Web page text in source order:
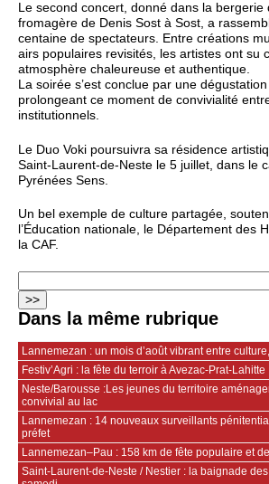
Le second concert, donné dans la bergerie
fromagère de Denis Sost à Sost, a
centaine de spectateurs. Entre créations
airs populaires revisités, les artistes ont su
atmosphère chaleureuse et authentique.
La soirée s’est conclue par une
prolongeant ce moment de convivialité
institutionnels.
Le Duo Voki poursuivra sa résidence
Saint-Laurent-de-Neste le 5 juillet, dans le
Pyrénées Sens.
Un bel exemple de culture partagée,
l’Éducation nationale, le Département des
la CAF.
Dans la même rubrique
Lannemezan : un mois d’août vibrant entre
Festiv’Agri : la fête du terroir à Avezac-Prat-Lahitte
Neste/Barousse :Les jeunes du territoire
convivial au lac
Lannemezan : 14 nouveaux surveillants
préfet
Lannemezan–Pau : 158 km de fête populaire et
Saint-Laurent-de-Neste / Nestier : la baignade